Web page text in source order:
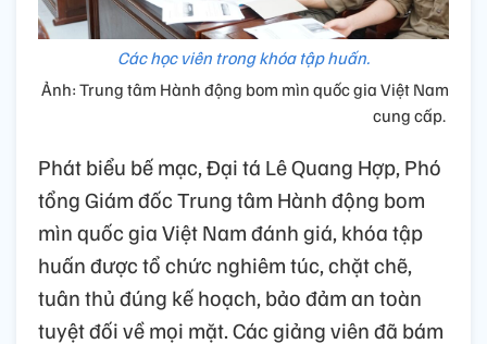
Các học viên trong khóa tập huấn.
Ảnh: Trung tâm Hành động bom mìn quốc gia Việt Nam
cung cấp.
Phát biểu bế mạc, Đại tá Lê Quang Hợp, Phó
tổng Giám đốc Trung tâm Hành động bom
mìn quốc gia Việt Nam đánh giá, khóa tập
huấn được tổ chức nghiêm túc, chặt chẽ,
tuân thủ đúng kế hoạch, bảo đảm an toàn
tuyệt đối về mọi mặt. Các giảng viên đã bám